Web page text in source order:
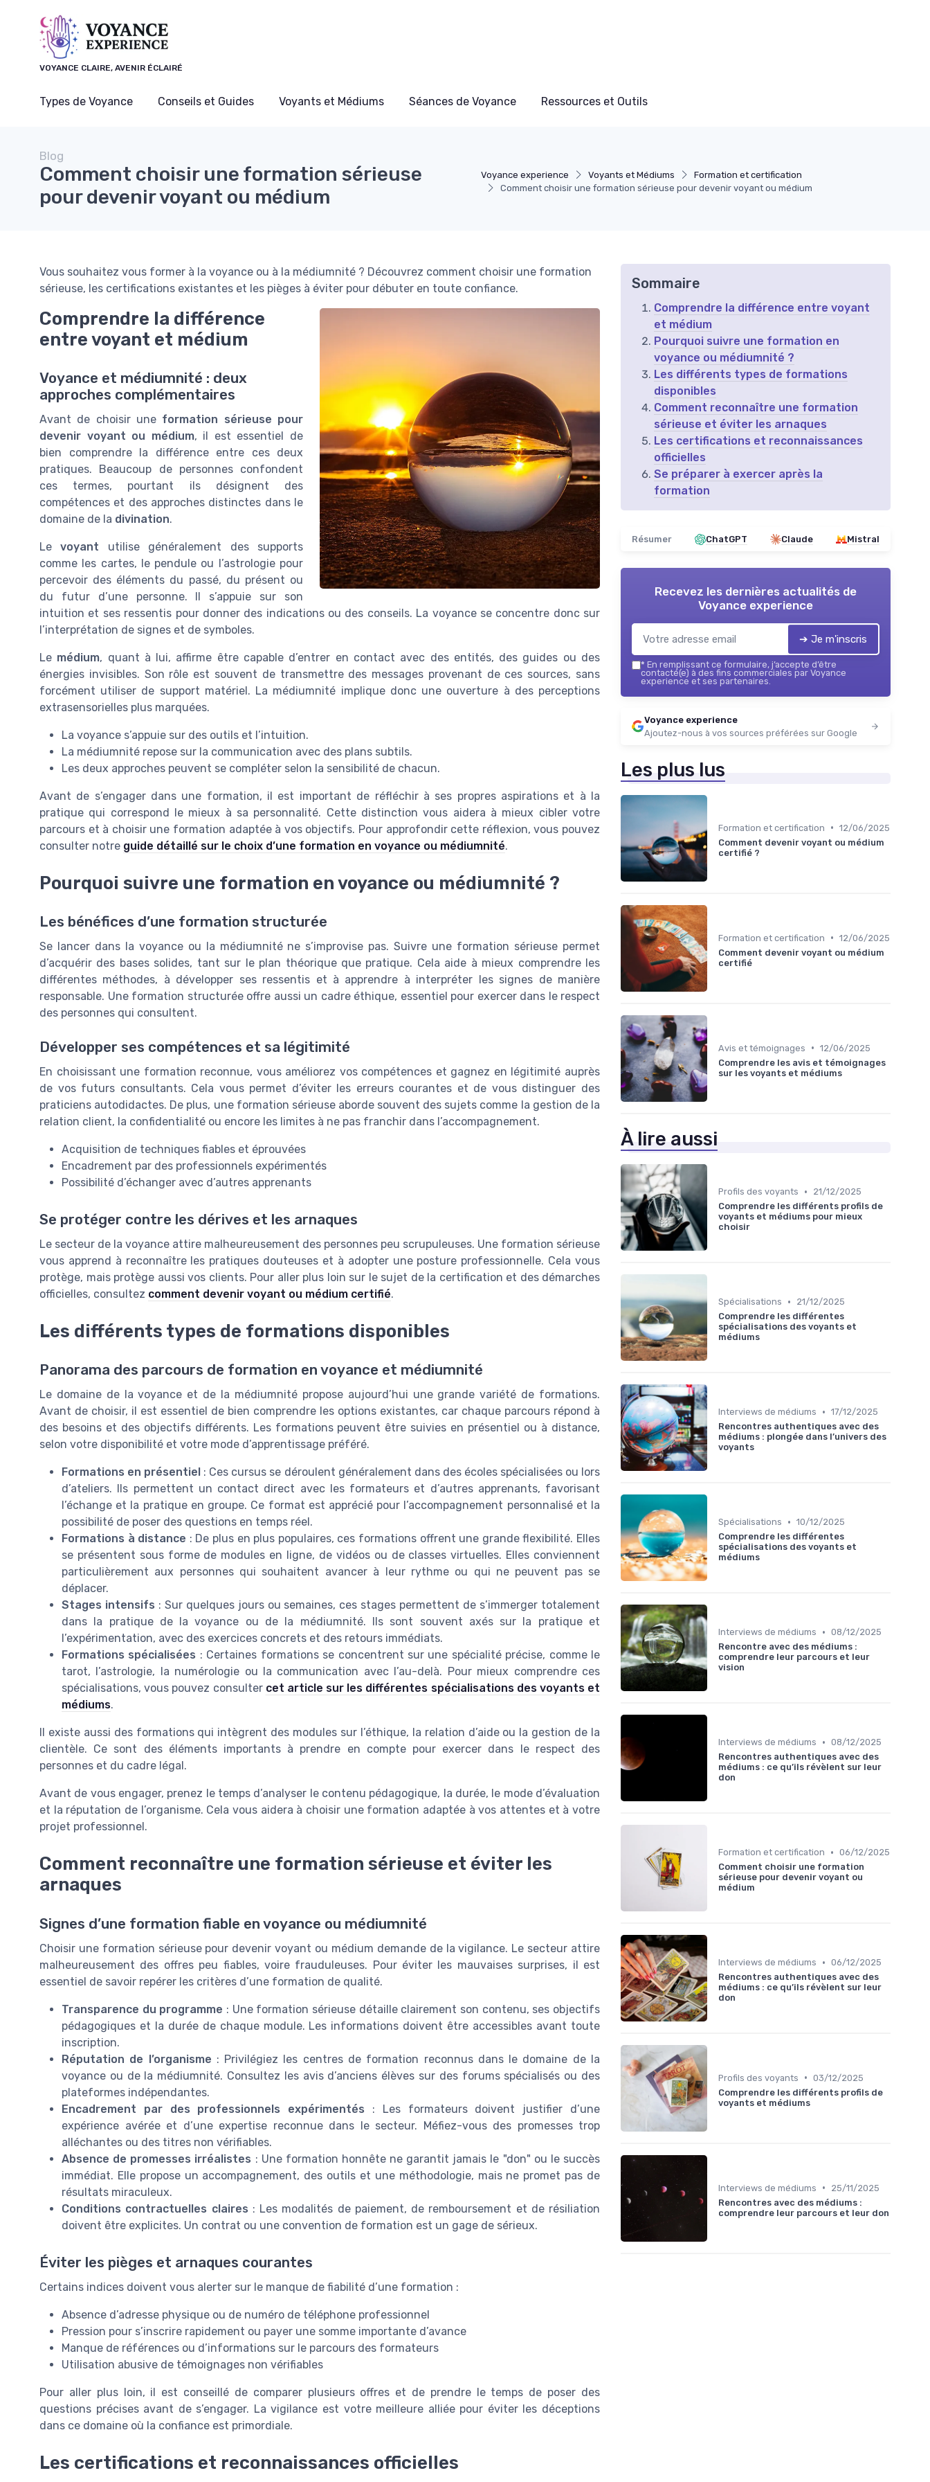
VOYANCE CLAIRE, AVENIR ÉCLAIRÉ
Types de Voyance Conseils et Guides Voyants et Médiums Séances de Voyance Ressources et Outils
Voyance experience Voyants et Médiums
Formation et certification
Comment choisir une formation sérieuse pour devenir voyant ou médium
Blog
Comment choisir une formation sérieuse
pour devenir voyant ou médium
Vous souhaitez vous former à la voyance ou à la médiumnité ? Découvrez comment choisir une formation
sérieuse, les certifications existantes et les pièges à éviter pour débuter en toute confiance.
Comprendre la différence
entre voyant et médium
Voyance et médiumnité : deux
approches complémentaires
Avant de choisir une formation sérieuse pour
devenir voyant ou médium, il est essentiel de
bien comprendre la différence entre ces deux
pratiques. Beaucoup de personnes confondent
ces termes, pourtant ils désignent des
compétences et des approches distinctes dans le
domaine de la divination.
Levoyant utilise généralement des supports
comme les cartes, le pendule ou l’astrologie pour
percevoir des éléments du passé, du présent ou
du futur d’une personne. Il s’appuie sur son
intuition et ses ressentis pour donner des indications ou des conseils. La voyance se concentre donc sur
l’interprétation de signes et de symboles.
Le médium, quant à lui, affirme être capable d’entrer en contact avec des entités, des guides ou des
énergies invisibles. Son rôle est souvent de transmettre des messages provenant de ces sources, sans
forcément utiliser de support matériel. La médiumnité implique donc une ouverture à des perceptions
extrasensorielles plus marquées.
La voyance s’appuie sur des outils et l’intuition.
La médiumnité repose sur la communication avec des plans subtils.
Les deux approches peuvent se compléter selon la sensibilité de chacun.
Avant de s’engager dans une formation, il est important de réfléchir à ses propres aspirations et à la
pratique qui correspond le mieux à sa personnalité. Cette distinction vous aidera à mieux cibler votre
parcours et à choisir une formation adaptée à vos objectifs. Pour approfondir cette réflexion, vous pouvez
consulter notre guide détaillé sur le choix d’une formation en voyance ou médiumnité.
Pourquoi suivre une formation en voyance ou médiumnité ?
Les bénéfices d’une formation structurée
Se lancer dans la voyance ou la médiumnité ne s’improvise pas. Suivre une formation sérieuse permet
d’acquérir des bases solides, tant sur le plan théorique que pratique. Cela aide à mieux comprendre les
différentes méthodes, à développer ses ressentis et à apprendre à interpréter les signes de manière
responsable. Une formation structurée offre aussi un cadre éthique, essentiel pour exercer dans le respect
des personnes qui consultent.
Développer ses compétences et sa légitimité
En choisissant une formation reconnue, vous améliorez vos compétences et gagnez en légitimité auprès
de vos futurs consultants. Cela vous permet d’éviter les erreurs courantes et de vous distinguer des
praticiens autodidactes. De plus, une formation sérieuse aborde souvent des sujets comme la gestion de la
relation client, la confidentialité ou encore les limites à ne pas franchir dans l’accompagnement.
Acquisition de techniques fiables et éprouvées
Encadrement par des professionnels expérimentés
Possibilité d’échanger avec d’autres apprenants
Se protéger contre les dérives et les arnaques
Le secteur de la voyance attire malheureusement des personnes peu scrupuleuses. Une formation sérieuse
vous apprend à reconnaître les pratiques douteuses et à adopter une posture professionnelle. Cela vous
protège, mais protège aussi vos clients. Pour aller plus loin sur le sujet de la certification et des démarches
officielles, consultez comment devenir voyant ou médium certifié.
Les différents types de formations disponibles
Panorama des parcours de formation en voyance et médiumnité
Le domaine de la voyance et de la médiumnité propose aujourd’hui une grande variété de formations.
Avant de choisir, il est essentiel de bien comprendre les options existantes, car chaque parcours répond à
des besoins et des objectifs différents. Les formations peuvent être suivies en présentiel ou à distance,
selon votre disponibilité et votre mode d’apprentissage préféré.
Formations en présentiel : Ces cursus se déroulent généralement dans des écoles spécialisées ou lors
d’ateliers. Ils permettent un contact direct avec les formateurs et d’autres apprenants, favorisant
l’échange et la pratique en groupe. Ce format est apprécié pour l’accompagnement personnalisé et la
possibilité de poser des questions en temps réel.
Formations à distance : De plus en plus populaires, ces formations offrent une grande flexibilité. Elles
se présentent sous forme de modules en ligne, de vidéos ou de classes virtuelles. Elles conviennent
particulièrement aux personnes qui souhaitent avancer à leur rythme ou qui ne peuvent pas se
déplacer.
Stages intensifs : Sur quelques jours ou semaines, ces stages permettent de s’immerger totalement
dans la pratique de la voyance ou de la médiumnité. Ils sont souvent axés sur la pratique et
l’expérimentation, avec des exercices concrets et des retours immédiats.
Formations spécialisées : Certaines formations se concentrent sur une spécialité précise, comme le
tarot, l’astrologie, la numérologie ou la communication avec l’au-delà. Pour mieux comprendre ces
spécialisations, vous pouvez consulter cet article sur les différentes spécialisations des voyants et
médiums.
Il existe aussi des formations qui intègrent des modules sur l’éthique, la relation d’aide ou la gestion de la
clientèle. Ce sont des éléments importants à prendre en compte pour exercer dans le respect des
personnes et du cadre légal.
Avant de vous engager, prenez le temps d’analyser le contenu pédagogique, la durée, le mode d’évaluation
et la réputation de l’organisme. Cela vous aidera à choisir une formation adaptée à vos attentes et à votre
projet professionnel.
Comment reconnaître une formation sérieuse et éviter les
arnaques
Signes d’une formation fiable en voyance ou médiumnité
Choisir une formation sérieuse pour devenir voyant ou médium demande de la vigilance. Le secteur attire
malheureusement des offres peu fiables, voire frauduleuses. Pour éviter les mauvaises surprises, il est
essentiel de savoir repérer les critères d’une formation de qualité.
Transparence du programme : Une formation sérieuse détaille clairement son contenu, ses objectifs
pédagogiques et la durée de chaque module. Les informations doivent être accessibles avant toute
inscription.
Réputation de l’organisme : Privilégiez les centres de formation reconnus dans le domaine de la
voyance ou de la médiumnité. Consultez les avis d’anciens élèves sur des forums spécialisés ou des
plateformes indépendantes.
Encadrement par des professionnels expérimentés : Les formateurs doivent justifier d’une
expérience avérée et d’une expertise reconnue dans le secteur. Méfiez-vous des promesses trop
alléchantes ou des titres non vérifiables.
Absence de promesses irréalistes : Une formation honnête ne garantit jamais le "don" ou le succès
immédiat. Elle propose un accompagnement, des outils et une méthodologie, mais ne promet pas de
résultats miraculeux.
Conditions contractuelles claires : Les modalités de paiement, de remboursement et de résiliation
doivent être explicites. Un contrat ou une convention de formation est un gage de sérieux.
Éviter les pièges et arnaques courantes
Certains indices doivent vous alerter sur le manque de fiabilité d’une formation :
Absence d’adresse physique ou de numéro de téléphone professionnel
Pression pour s’inscrire rapidement ou payer une somme importante d’avance
Manque de références ou d’informations sur le parcours des formateurs
Utilisation abusive de témoignages non vérifiables
Pour aller plus loin, il est conseillé de comparer plusieurs offres et de prendre le temps de poser des
questions précises avant de s’engager. La vigilance est votre meilleure alliée pour éviter les déceptions
dans ce domaine où la confiance est primordiale.
Les certifications et reconnaissances officielles
Sommaire
Comprendre la différence entre voyant
et médium
Pourquoi suivre une formation en
voyance ou médiumnité ?
Les différents types de formations
disponibles
Comment reconnaître une formation
sérieuse et éviter les arnaques
Les certifications et reconnaissances
officielles
Se préparer à exercer après la
formation
Résumer ChatGPT Claude Mistral
Recevez les dernières actualités de
Voyance experience
➔ Je m'inscris
* En remplissant ce formulaire, j’accepte d’être
contacté(e) à des fins commerciales par Voyance
experience et ses partenaires.
Voyance experience
Ajoutez-nous à vos sources préférées sur Google
Les plus lus
Formation et certification • 12/06/2025
Comment devenir voyant ou médium
certifié ?
Formation et certification • 12/06/2025
Comment devenir voyant ou médium
certifié
Avis et témoignages • 12/06/2025
Comprendre les avis et témoignages
sur les voyants et médiums
À lire aussi
Profils des voyants •
21/12/2025
Comprendre les différents profils de
voyants et médiums pour mieux
choisir
Spécialisations •
21/12/2025
Comprendre les différentes
spécialisations des voyants et
médiums
Interviews de médiums • 17/12/2025
Rencontres authentiques avec des
médiums : plongée dans l’univers des
voyants
Spécialisations • 10/12/2025
Comprendre les différentes
spécialisations des voyants et
médiums
Interviews de médiums • 08/12/2025
Rencontre avec des médiums :
comprendre leur parcours et leur
vision
Interviews de médiums • 08/12/2025
Rencontres authentiques avec des
médiums : ce qu’ils révèlent sur leur
don
Formation et certification • 06/12/2025
Comment choisir une formation
sérieuse pour devenir voyant ou
médium
Interviews de médiums • 06/12/2025
Rencontres authentiques avec des
médiums : ce qu’ils révèlent sur leur
don
Profils des voyants • 03/12/2025
Comprendre les différents profils de
voyants et médiums
Interviews de médiums •
25/11/2025
Rencontres avec des médiums :
comprendre leur parcours et leur don